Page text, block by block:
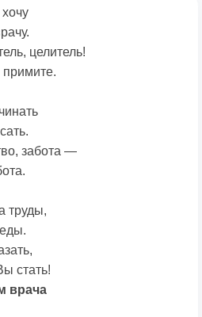
целитель!
забота —
труды,
стать!
врача